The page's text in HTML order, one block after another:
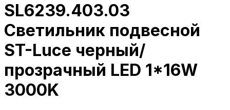
SL6239.403.03
Светильник подвесной
ST-Luce черный/
прозрачный LED 1*16W
3000K